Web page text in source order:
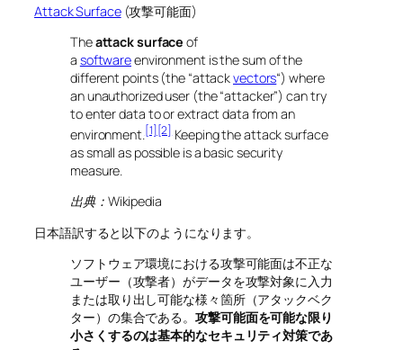
Attack Surface(攻撃可能面)
Theattack surface of
a softwareenvironment is the sum of the
different points (the “attackvectors“) where
an unauthorized user (the “attacker”) can try
to enter data to or extract data from an
environment.[1][2]Keeping the attack surface
as small as possible is a basic security
measure.
出典：Wikipedia
日本語訳すると以下のようになります。
ソフトウェア環境における攻撃可能面は不正な
ユーザー（攻撃者）がデータを攻撃対象に入力
または取り出し可能な様々箇所（アタックベク
ター）の集合である。 攻撃可能面を可能な限り
小さくするのは基本的なセキュリティ対策であ